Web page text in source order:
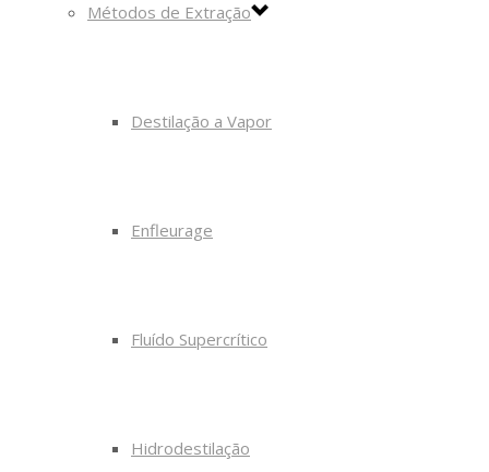
Métodos de Extração
Destilação a Vapor
Enfleurage
Fluído Supercrítico
Hidrodestilação